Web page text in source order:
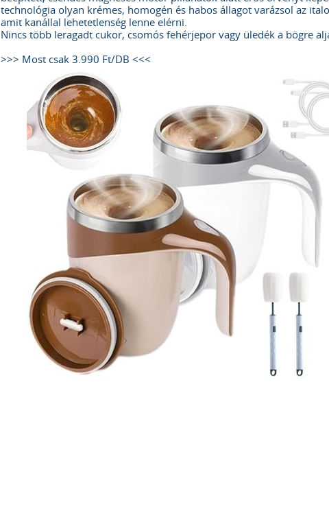
technológia olyan krémes, homogén és habos állagot varázsol az
amit kanállal lehetetlenség lenne elérni.
Nincs több leragadt cukor, csomós fehérjepor vagy üledék a bögre
>>> Most csak 3.990 Ft/DB <<<